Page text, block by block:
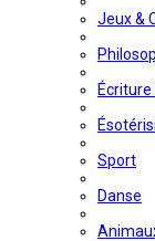
Jeux &
Sport
Danse